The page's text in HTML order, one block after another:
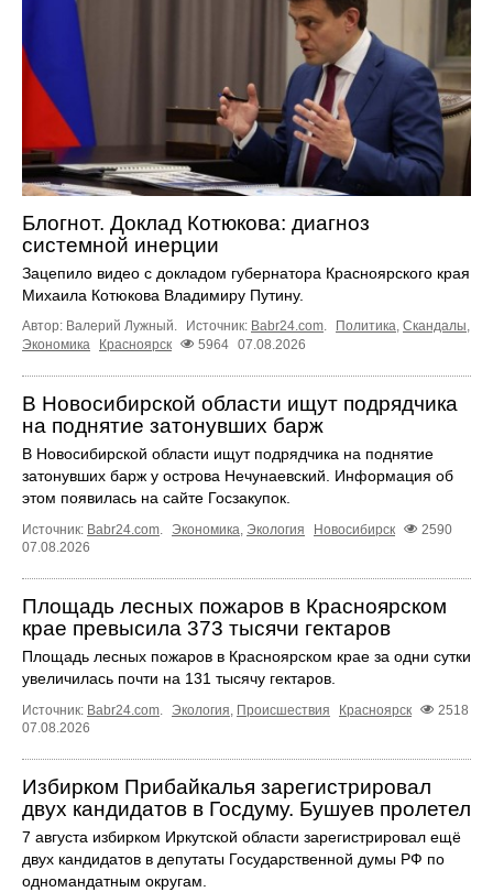
Блогнот. Доклад Котюкова: диагноз
системной инерции
Зацепило видео с докладом губернатора Красноярского края
Михаила Котюкова Владимиру Путину.
Автор: Валерий Лужный. Источник: Babr24.com. Политика, Скандалы,
Экономика
Красноярск 5964 07.08.2026
В Новосибирской области ищут подрядчика
на поднятие затонувших барж
В Новосибирской области ищут подрядчика на поднятие
затонувших барж у острова Нечунаевский. Информация об
этом появилась на сайте Госзакупок.
Источник: Babr24.com. Экономика, Экология Новосибирск
2590
07.08.2026
Площадь лесных пожаров в Красноярском
крае превысила 373 тысячи гектаров
Площадь лесных пожаров в Красноярском крае за одни сутки
увеличилась почти на 131 тысячу гектаров.
Источник: Babr24.com. Экология, Происшествия Красноярск
2518
07.08.2026
Избирком Прибайкалья зарегистрировал
двух кандидатов в Госдуму. Бушуев пролетел
7 августа избирком Иркутской области зарегистрировал ещё
двух кандидатов в депутаты Государственной думы РФ по
одномандатным округам.